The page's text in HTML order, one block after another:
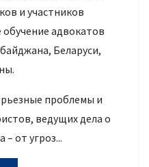
и участников
адвокатов
Беларуси,
проблемы и
ведущих дела о
– от угроз...